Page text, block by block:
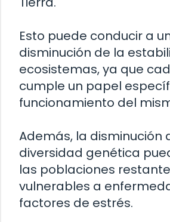
Esto puede conducir a
disminución de la
ecosistemas, ya que
cumple un papel
funcionamiento del
Además, la disminución
diversidad genética
las poblaciones
vulnerables a
factores de estrés.